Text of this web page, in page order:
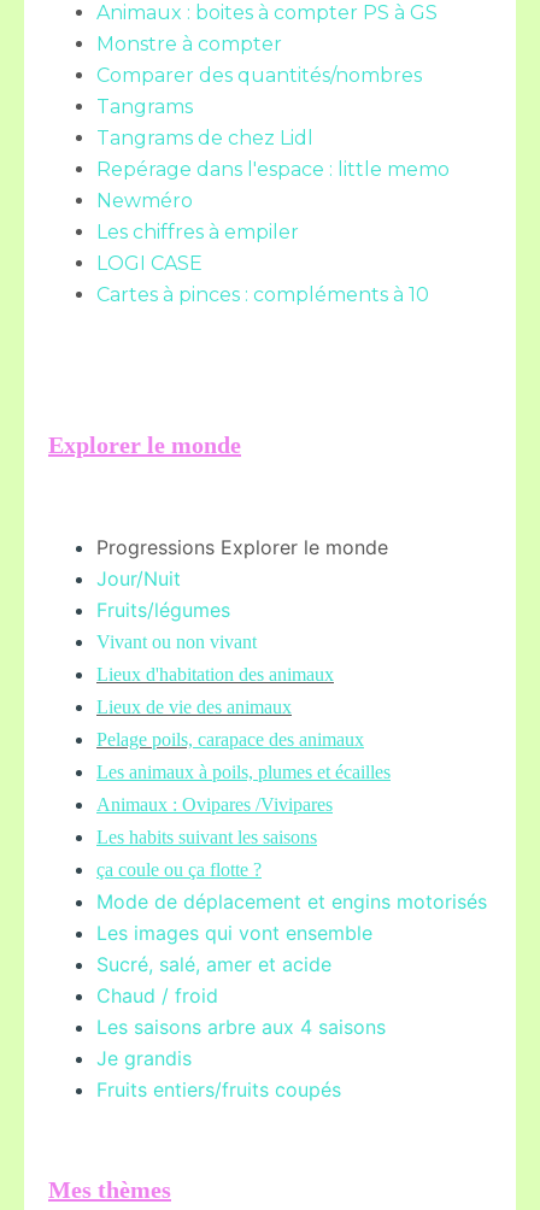
Animaux : boites à compter PS à GS
Monstre à compter
Comparer des quantités/nombres
Tangrams
Tangrams de chez Lidl
Repérage dans l'espace : little memo
Newméro
Les chiffres à empiler
LOGI CASE
Cartes à pinces : compléments à 10
Explorer le monde
Progressions Explorer le monde
Jour/Nuit
Fruits/légumes
Vivant ou non vivant
Lieux d'habitation des animaux
Lieux de vie des animaux
Pelage poils, carapace des animaux
Les animaux à poils, plumes et écailles
Animaux : Ovipares /Vivipares
Les habits suivant les saisons
ça coule ou ça flotte ?
Mode de déplacement et engins motorisés
Les images qui vont ensemble
Sucré, salé, amer et acide
Chaud / froid
Les saisons arbre aux 4 saisons
Je grandis
Fruits entiers/fruits coupés
Mes thèmes